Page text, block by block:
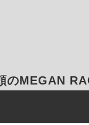
のMEGAN